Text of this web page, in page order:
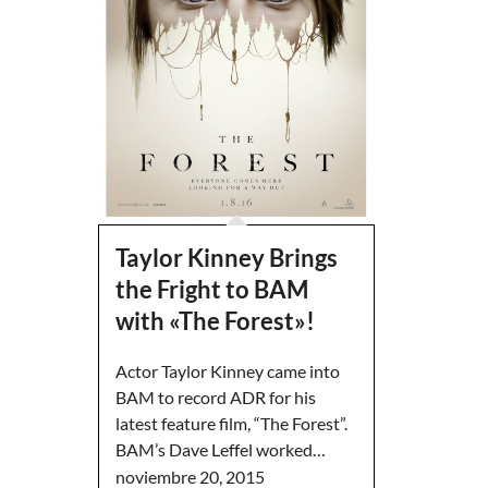
Taylor Kinney Brings
the Fright to BAM
with «The Forest»!
Actor Taylor Kinney came into
BAM to record ADR for his
latest feature film, “The Forest”.
BAM’s Dave Leffel worked…
noviembre 20, 2015